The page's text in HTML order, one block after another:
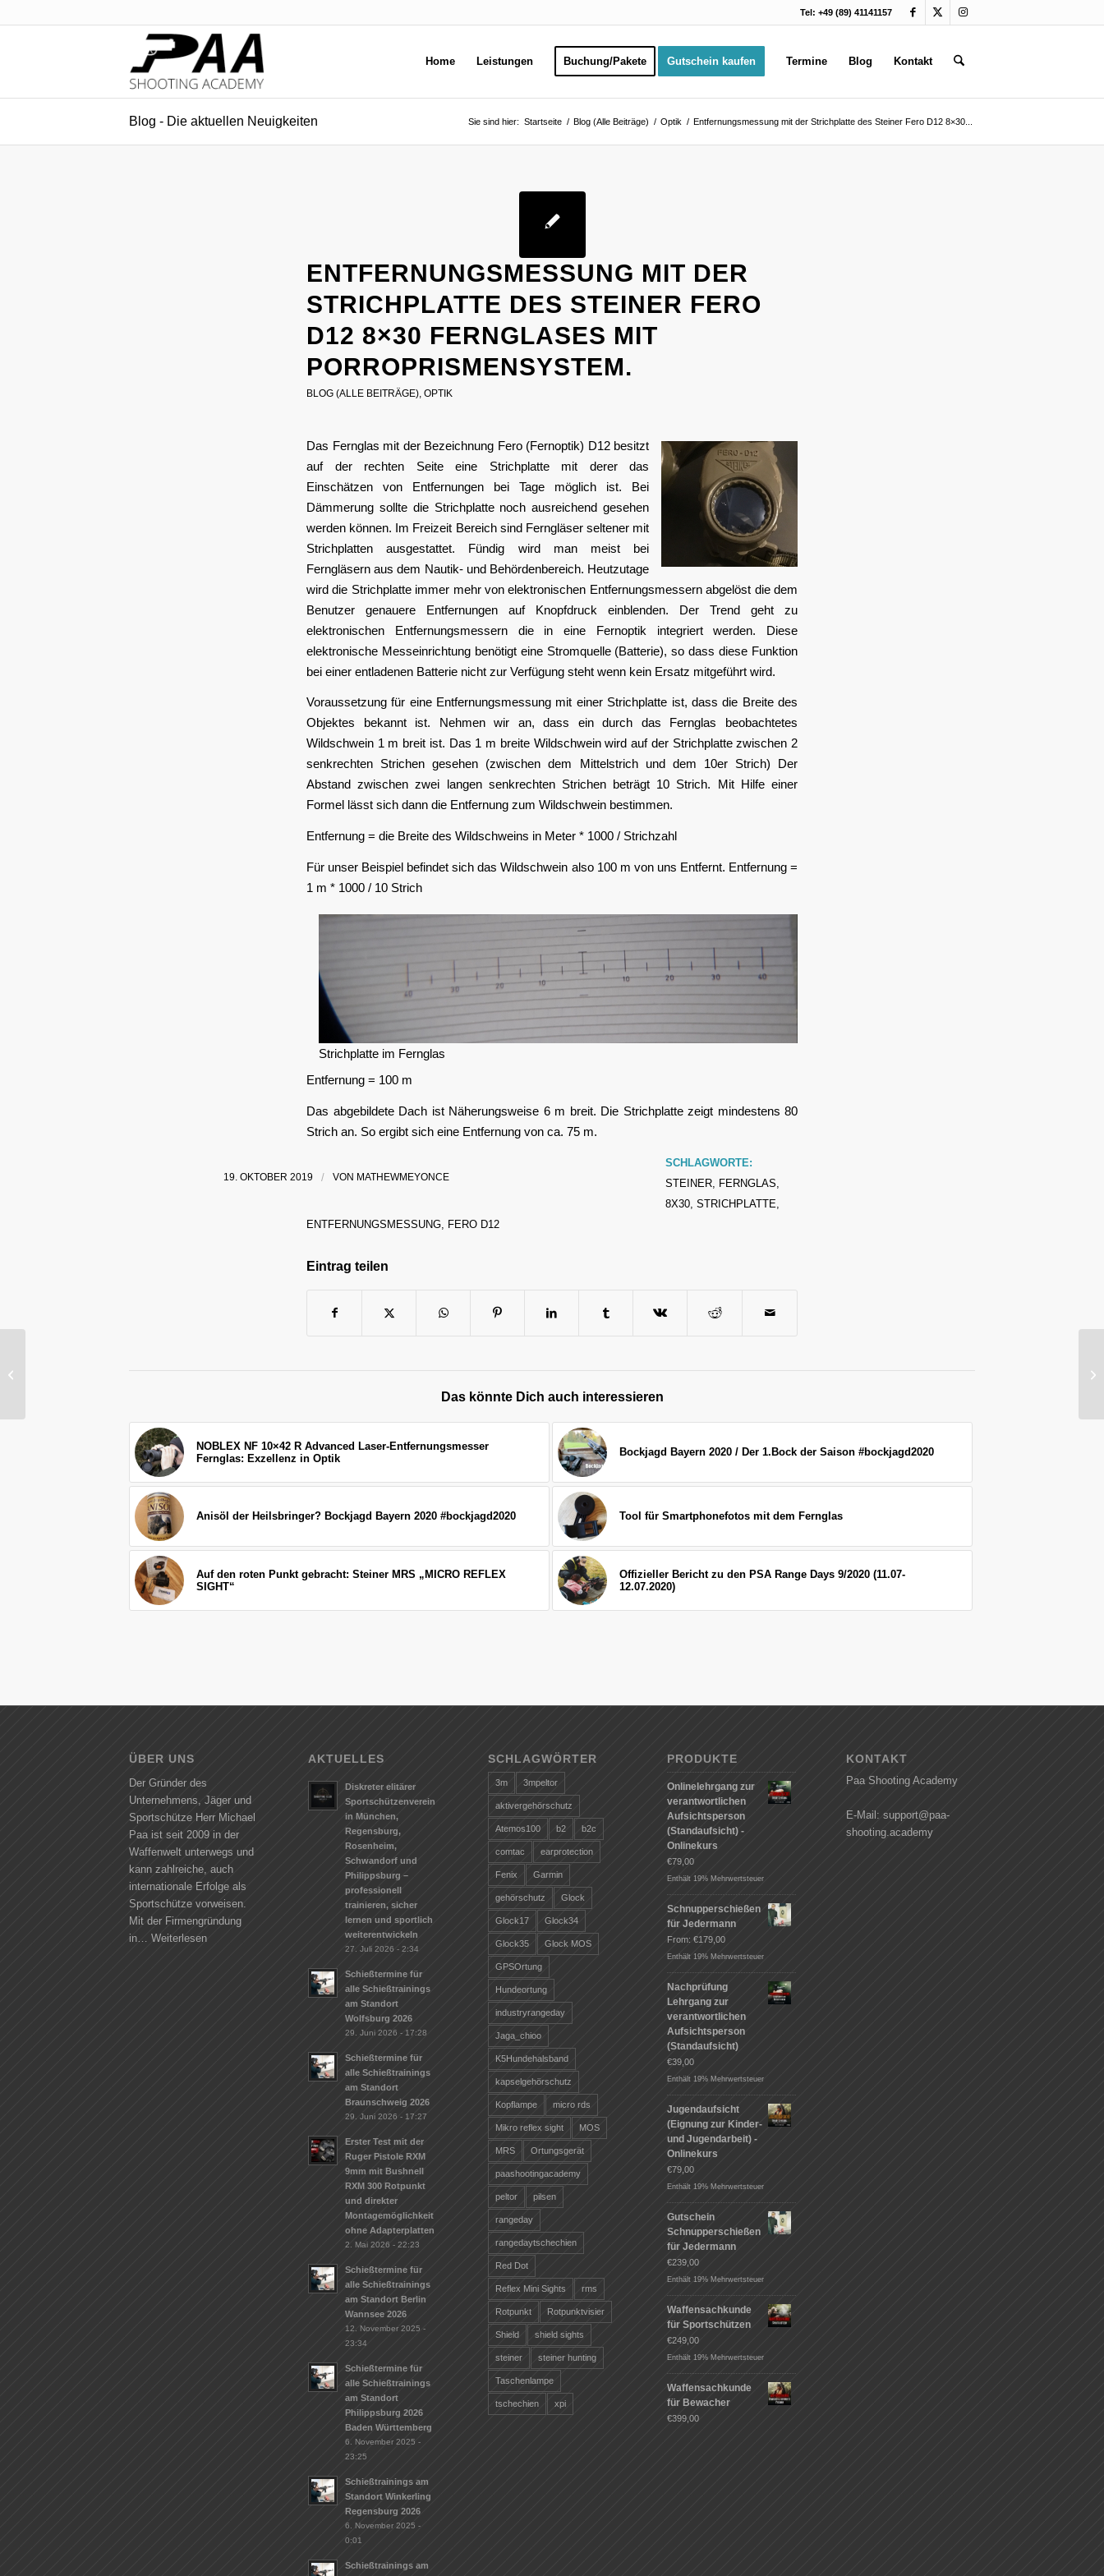
Tel: +49 (89) 41141157
Home Leistungen Buchung/Pakete Gutschein kaufen Termine Blog Kontakt
Blog - Die aktuellen Neuigkeiten Sie sind hier: Startseite / Blog (Alle Beiträge) / Optik / Entfernungsmessung mit der Strichplatte des Steiner Fero D12 8×30...
ENTFERNUNGSMESSUNG MIT DER
STRICHPLATTE DES STEINER FERO
D12 8×30 FERNGLASES MIT
PORROPRISMENSYSTEM.
BLOG (ALLE BEITRÄGE), OPTIK
Das Fernglas mit der Bezeichnung Fero (Fernoptik) D12 besitzt
auf der rechten Seite eine Strichplatte mit derer das
Einschätzen von Entfernungen bei Tage möglich ist. Bei
Dämmerung sollte die Strichplatte noch ausreichend gesehen
werden können. Im Freizeit Bereich sind Ferngläser seltener mit
Strichplatten ausgestattet. Fündig wird man meist bei
Ferngläsern aus dem Nautik- und Behördenbereich. Heutzutage
wird die Strichplatte immer mehr von elektronischen Entfernungsmessern abgelöst die dem
Benutzer genauere Entfernungen auf Knopfdruck einblenden. Der Trend geht zu
elektronischen Entfernungsmessern die in eine Fernoptik integriert werden. Diese
elektronische Messeinrichtung benötigt eine Stromquelle (Batterie), so dass diese Funktion
bei einer entladenen Batterie nicht zur Verfügung steht wenn kein Ersatz mitgeführt wird.
Voraussetzung für eine Entfernungsmessung mit einer Strichplatte ist, dass die Breite des
Objektes bekannt ist. Nehmen wir an, dass ein durch das Fernglas beobachtetes
Wildschwein 1 m breit ist. Das 1 m breite Wildschwein wird auf der Strichplatte zwischen 2
senkrechten Strichen gesehen (zwischen dem Mittelstrich und dem 10er Strich) Der
Abstand zwischen zwei langen senkrechten Strichen beträgt 10 Strich. Mit Hilfe einer
Formel lässt sich dann die Entfernung zum Wildschwein bestimmen.
Entfernung = die Breite des Wildschweins in Meter * 1000 / Strichzahl
Für unser Beispiel befindet sich das Wildschwein also 100 m von uns Entfernt. Entfernung =
1 m * 1000 / 10 Strich
Strichplatte im Fernglas
Entfernung = 100 m
Das abgebildete Dach ist Näherungsweise 6 m breit. Die Strichplatte zeigt mindestens 80
Strich an. So ergibt sich eine Entfernung von ca. 75 m.
19. OKTOBER 2019 / VON MATHEWMEYONCE
SCHLAGWORTE:
STEINER
FERNGLAS
8X30 ,STRICHPLATTE
ENTFERNUNGSMESSUNG
FERO D12
Eintrag teilen
Das könnte Dich auch interessieren
NOBLEX NF 10×42 R Advanced Laser-Entfernungsmesser
Fernglas: Exzellenz in Optik
Bockjagd Bayern 2020 / Der 1.Bock der Saison #bockjagd2020
Anisöl der Heilsbringer? Bockjagd Bayern 2020 #bockjagd2020 Tool für Smartphonefotos mit dem Fernglas
Auf den roten Punkt gebracht: Steiner MRS „MICRO REFLEX
SIGHT“
Offizieller Bericht zu den PSA Range Days 9/2020 (11.07-
12.07.2020)
ÜBER UNS
Der Gründer des
Unternehmens, Jäger und
Sportschütze Herr Michael
Paa ist seit 2009 in der
Waffenwelt unterwegs und
kann zahlreiche, auch
internationale Erfolge als
Sportschütze vorweisen.
Mit der Firmengründung
in… Weiterlesen
AKTUELLES
Diskreter elitärer
Sportschützenverein
in München,
Regensburg,
Rosenheim,
Schwandorf und
Philippsburg –
professionell
trainieren, sicher
lernen und sportlich
weiterentwickeln
27. Juli 2026 - 2:34
Schießtermine für
alle Schießtrainings
am Standort
Wolfsburg 2026
29. Juni 2026 - 17:28
Schießtermine für
alle Schießtrainings
am Standort
Braunschweig 2026
29. Juni 2026 - 17:27
Erster Test mit der
Ruger Pistole RXM
9mm mit Bushnell
RXM 300 Rotpunkt
und direkter
Montagemöglichkeit
ohne Adapterplatten
2. Mai 2026 - 22:23
Schießtermine für
alle Schießtrainings
am Standort Berlin
Wannsee 2026
12. November 2025 -
23:34
Schießtermine für
alle Schießtrainings
am Standort
Philippsburg 2026
Baden Württemberg
6. November 2025 -
23:25
Schießtrainings am
Standort Winkerling
Regensburg 2026
6. November 2025 -
0:01
Schießtrainings am
SCHLAGWÖRTER
3m 3mpeltor
aktivergehörschutz
Atemos100 b2 b2c
comtac earprotection
Fenix Garmin
gehörschutz Glock
Glock17 Glock34
Glock35 Glock MOS
GPSOrtung
Hundeortung
industryrangeday
Jaga_chioo
K5Hundehalsband
kapselgehörschutz
Kopflampe micro rds
Mikro reflex sight MOS
MRS Ortungsgerät
paashootingacademy
peltor pilsen
rangeday
rangedaytschechien
Red Dot
Reflex Mini Sights rms
Rotpunkt Rotpunktvisier
Shield shield sights
steiner steiner hunting
Taschenlampe
tschechien xpi
PRODUKTE
Onlinelehrgang zur
verantwortlichen
Aufsichtsperson
(Standaufsicht) -
Onlinekurs
€79,00
Enthält 19% Mehrwertsteuer
Schnupperschießen
für Jedermann
From:€179,00
Enthält 19% Mehrwertsteuer
Nachprüfung
Lehrgang zur
verantwortlichen
Aufsichtsperson
(Standaufsicht)
€39,00
Enthält 19% Mehrwertsteuer
Jugendaufsicht
(Eignung zur Kinder-
und Jugendarbeit) -
Onlinekurs
€79,00
Enthält 19% Mehrwertsteuer
Gutschein
Schnupperschießen
für Jedermann
€239,00
Enthält 19% Mehrwertsteuer
Waffensachkunde
für Sportschützen
€249,00
Enthält 19% Mehrwertsteuer
Waffensachkunde
für Bewacher
€399,00
KONTAKT
Paa Shooting Academy
E-Mail: support@paa-
shooting.academy